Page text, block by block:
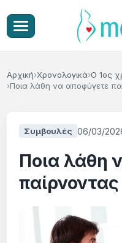
Αρχική Χρονολογικά Ο 1ος
Ποια λάθη να αποφύγετε
Συμβουλές 06/03/
Ποια λάθη
παίρνοντας